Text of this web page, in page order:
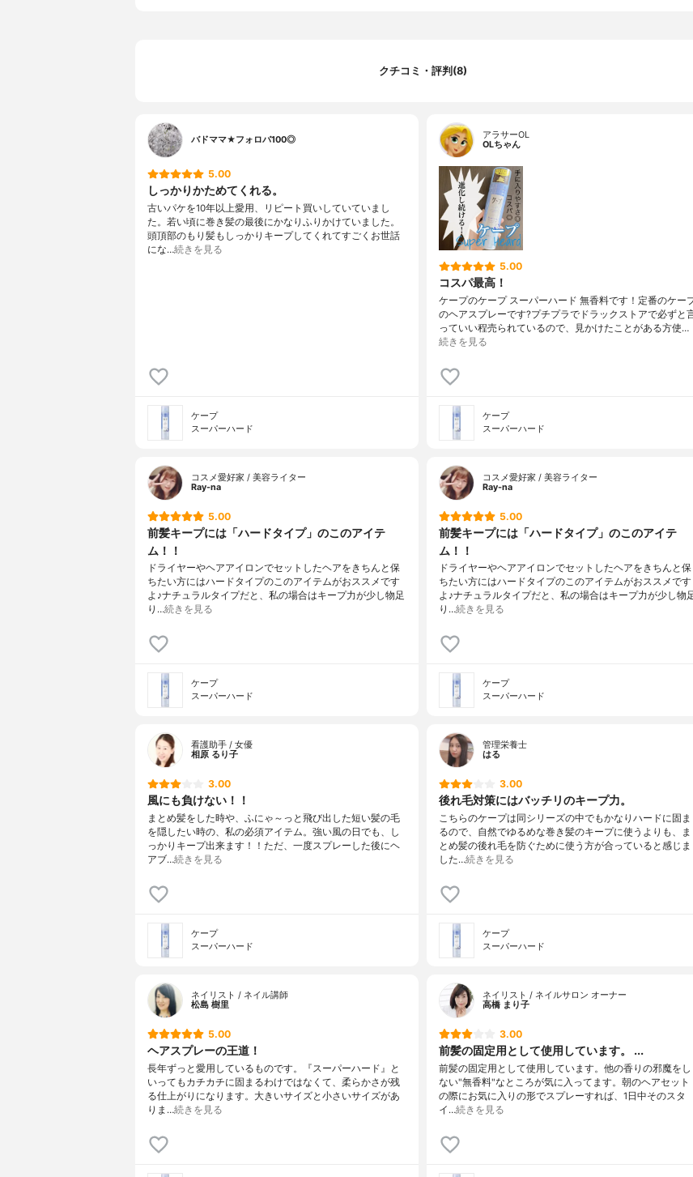
クチコミ・評判(8)
バドママ★フォロバ100◎
5.00
しっかりかためてくれる。
古いパケを10年以上愛用、リピート買いしていていまし
た。若い頃に巻き髪の最後にかなりふりかけていました。
頭頂部のもり髪もしっかりキープしてくれてすごくお世話
にな…続きを見る
ケープ
スーパーハード
アラサーOL
OLちゃん
5.00
コスパ最高！
ケープのケープ スーパーハード 無香料です！定番のケー
のヘアスプレーです?プチプラでドラックストアで必ずと
っていい程売られているので、見かけたことがある方使…
続きを見る
ケープ
スーパーハード
コスメ愛好家 / 美容ライター
Ray-na
5.00
前髪キープには「ハードタイプ」のこのアイテ
ム！！
ドライヤーやヘアアイロンでセットしたヘアをきちんと保
ちたい方にはハードタイプのこのアイテムがおススメです
よ♪ナチュラルタイプだと、私の場合はキープ力が少し物足
り…続きを見る
ケープ
スーパーハード
コスメ愛好家 / 美容ライター
Ray-na
5.00
前髪キープには「ハードタイプ」のこのアイテ
ム！！
ドライヤーやヘアアイロンでセットしたヘアをきちんと保
ちたい方にはハードタイプのこのアイテムがおススメです
よ♪ナチュラルタイプだと、私の場合はキープ力が少し物
り…続きを見る
ケープ
スーパーハード
看護助手 / 女優
相原 るり子
3.00
風にも負けない！！
まとめ髪をした時や、ふにゃ～っと飛び出した短い髪の毛
を隠したい時の、私の必須アイテム。強い風の日でも、し
っかりキープ出来ます！！ただ、一度スプレーした後にヘ
アブ…続きを見る
ケープ
スーパーハード
管理栄養士
はる
3.00
後れ毛対策にはバッチリのキープ力。
こちらのケープは同シリーズの中でもかなりハードに固ま
るので、自然でゆるめな巻き髪のキープに使うよりも、ま
とめ髪の後れ毛を防ぐために使う方が合っていると感じま
した…続きを見る
ケープ
スーパーハード
ネイリスト / ネイル講師
松島 樹里
5.00
ヘアスプレーの王道！
長年ずっと愛用しているものです。『スーパーハード』と
いってもカチカチに固まるわけではなくて、柔らかさが残
る仕上がりになります。大きいサイズと小さいサイズがあ
りま…続きを見る
ネイリスト / ネイルサロン オーナー
高橋 まり子
3.00
前髪の固定用として使用しています。 ...
前髪の固定用として使用しています。他の香りの邪魔をし
ない"無香料"なところが気に入ってます。朝のヘアセット
の際にお気に入りの形でスプレーすれば、1日中そのスタ
イ…続きを見る